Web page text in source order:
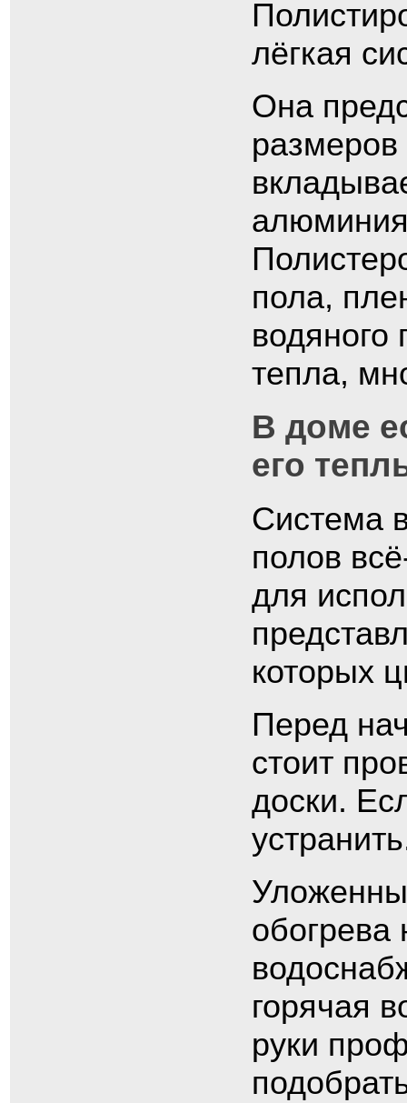
лёгкая
Она
пола,
тепла,
В доме
его
Система
полов
для
которых
Перед
стоит
доски.
обогрева
горячая
руки